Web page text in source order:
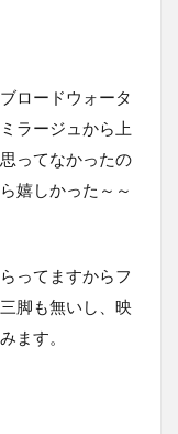
ロードウォータ
ラージュから上
ってなかったの
嬉しかった～～
ってますからフ
脚も無いし、映
ます。